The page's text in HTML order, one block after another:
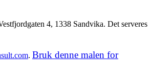
4, 1338 Sandvika. Det serveres
. Bruk denne malen for